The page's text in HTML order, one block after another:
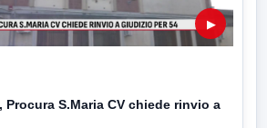
▶
Procura S.Maria CV chiede rinvio a